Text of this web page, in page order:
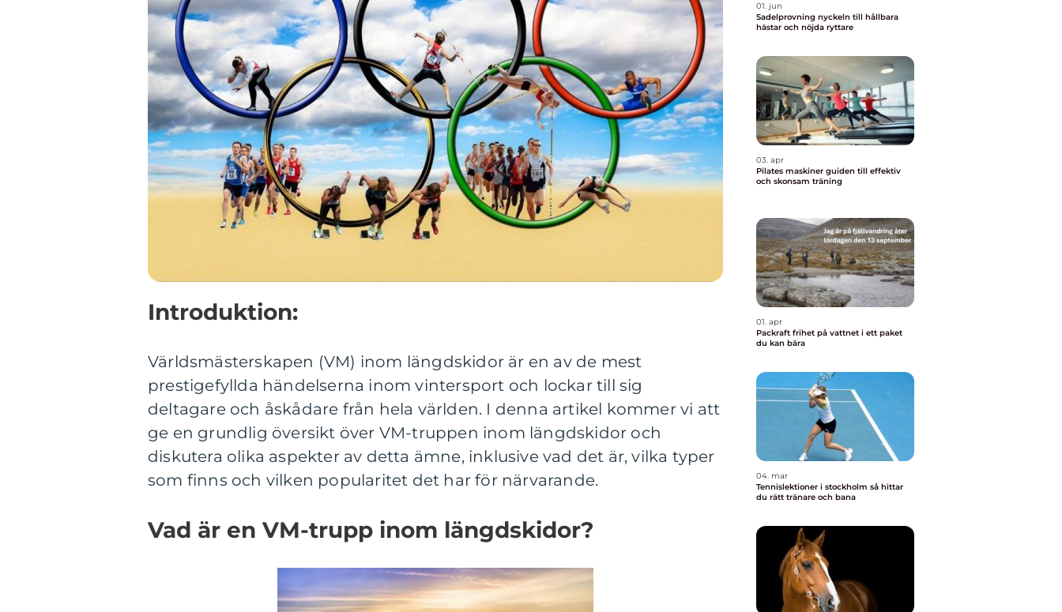
Introduktion:
Världsmästerskapen (VM) inom längdskidor är en av de mest
prestigefyllda händelserna inom vintersport och lockar till sig
deltagare och åskådare från hela världen. I denna artikel kommer vi att
ge en grundlig översikt över VM-truppen inom längdskidor och
diskutera olika aspekter av detta ämne, inklusive vad det är, vilka typer
som finns och vilken popularitet det har för närvarande.
Vad är en VM-trupp inom längdskidor?
01. jun
Sadelprovning nyckeln till hållbara
hästar och nöjda ryttare
03. apr
Pilates maskiner guiden till effektiv
och skonsam träning
01. apr
Packraft frihet på vattnet i ett paket
du kan bära
04. mar
Tennislektioner i stockholm så hittar
du rätt tränare och bana